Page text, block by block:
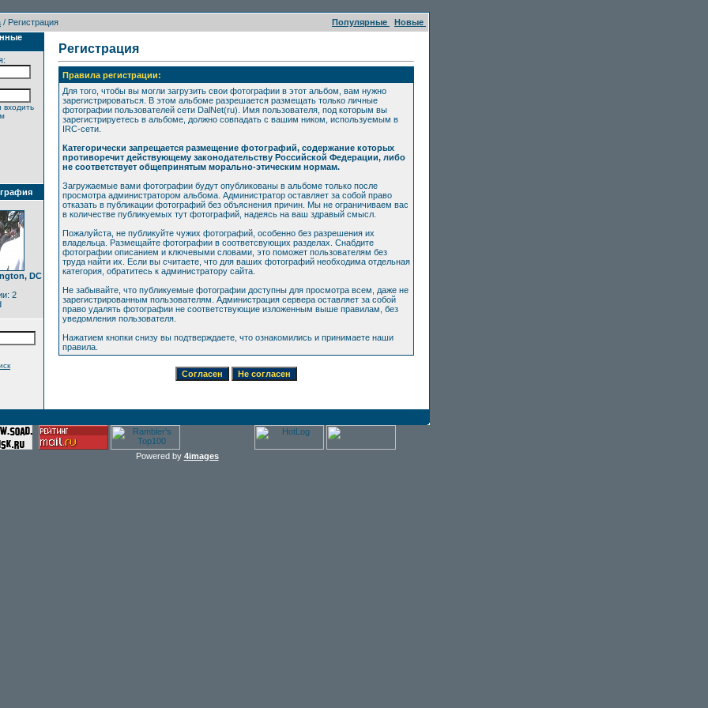
/ Регистрация Популярные
Новые
входить
DC
2
Регистрация
Правила регистрации:
Для того, чтобы вы могли загрузить свои фотографии в этот альбом, вам нужно
зарегистрироваться. В этом альбоме разрешается размещать только личные
фотографии пользователей сети DalNet(ru). Имя пользователя, под которым вы
зарегистрируетесь в альбоме, должно совпадать с вашим ником, используемым в
IRC-сети.
Категорически запрещается размещение фотографий, содержание которых
противоречит действующему законодательству Российской Федерации, либо
не соответствует общепринятым морально-этическим нормам.
Загружаемые вами фотографии будут опубликованы в альбоме только после
просмотра администратором альбома. Администратор оставляет за собой право
отказать в публикации фотографий без объяснения причин. Мы не ограничиваем вас
в количестве публикуемых тут фотографий, надеясь на ваш здравый смысл.
Пожалуйста, не публикуйте чужих фотографий, особенно без разрешения их
владельца. Размещайте фотографии в соответсвующих разделах. Снабдите
фотографии описанием и ключевыми словами, это поможет пользователям без
труда найти их. Если вы считаете, что для ваших фотографий необходима отдельная
категория, обратитесь к администратору сайта.
Не забывайте, что публикуемые фотографии доступны для просмотра всем, даже не
зарегистрированным пользователям. Администрация сервера оставляет за собой
право удалять фотографии не соответствующие изложенным выше правилам, без
уведомления пользователя.
Нажатием кнопки снизу вы подтверждаете, что ознакомились и принимаете наши
правила.
Powered by 4images